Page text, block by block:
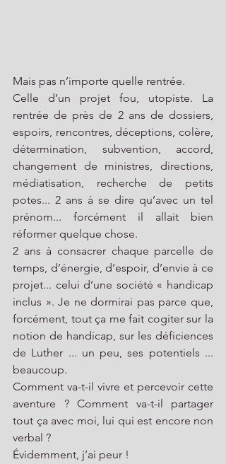
Mais pas n’importe quelle rentrée.
Celle d’un projet fou, utopiste. La
rentrée de près de 2 ans de dossiers,
espoirs, rencontres, déceptions, colère,
détermination, subvention, accord,
changement de ministres, directions,
médiatisation, recherche de petits
potes... 2 ans à se dire qu’avec un tel
prénom... forcément il allait bien
réformer quelque chose.
2 ans à consacrer chaque parcelle de
temps, d’énergie, d’espoir, d’envie à ce
projet... celui d’une société « handicap
inclus ». Je ne dormirai pas parce que,
forcément, tout ça me fait cogiter sur la
notion de handicap, sur les déficiences
de Luther ... un peu, ses potentiels ...
beaucoup.
Comment va-t-il vivre et percevoir cette
aventure ? Comment va-t-il partager
tout ça avec moi, lui qui est encore non
verbal ?
Évidemment, j’ai peur !